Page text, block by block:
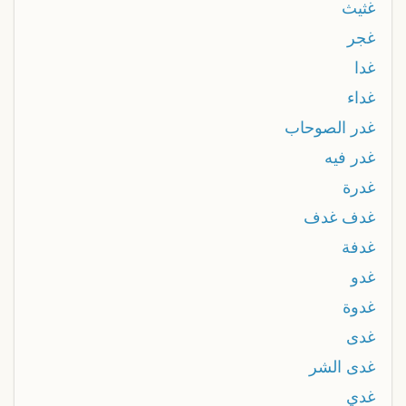
غثيث
غجر
غدا
غداء
غدر الصوحاب
غدر فيه
غدرة
غدف غدف
غدفة
غدو
غدوة
غدى
غدى الشر
غدي